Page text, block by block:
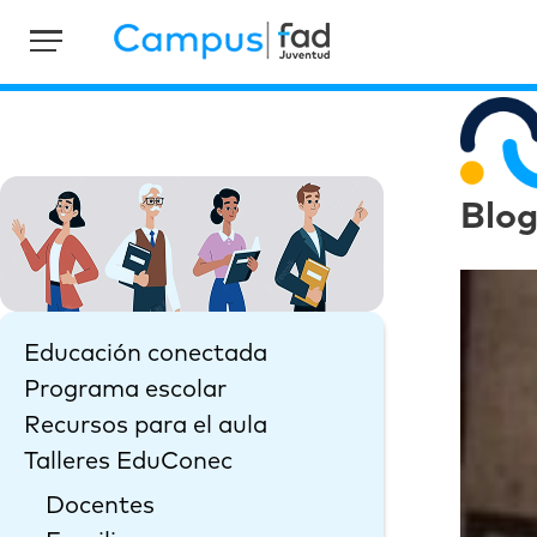
Educación conectada
Programa escolar
Recursos para el aula
Talleres EduConec
Docentes
Blog